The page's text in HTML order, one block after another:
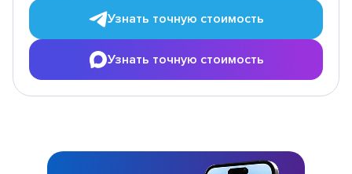
Узнать точную стоимость
Узнать точную стоимость